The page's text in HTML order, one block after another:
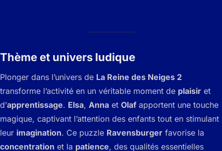
Thème et univers ludique
Plonger dans l’univers de La Reine des Neiges 2
transforme l’activité en un véritable moment de plaisir et
d’apprentissage. Elsa, Anna et Olaf apportent une touche
magique, captivant l’attention des enfants tout en stimulant
leur imagination. Ce puzzle Ravensburger favorise la
concentration et la patience, des qualités essentielles